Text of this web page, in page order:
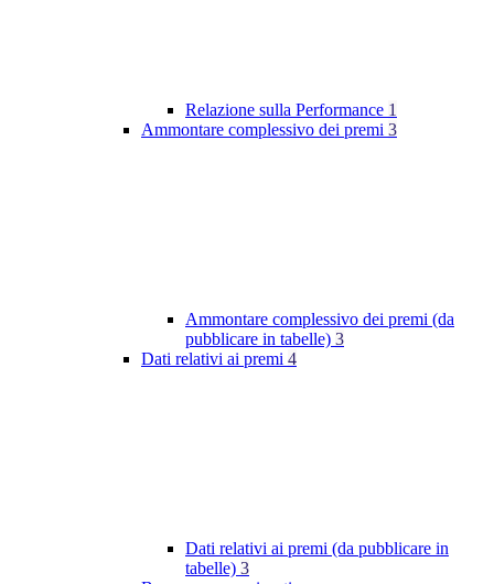
Relazione sulla Performance 1
Ammontare complessivo dei premi 3
Ammontare complessivo dei premi (da
pubblicare in tabelle) 3
Dati relativi ai premi 4
Dati relativi ai premi (da pubblicare in
tabelle) 3